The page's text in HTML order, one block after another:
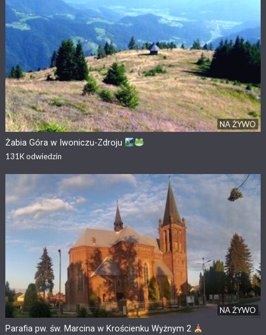
NA ŻYWO
Żabia Góra w Iwoniczu-Zdroju
131Kodwiedzin
NA ŻYWO
Parafia pw. św. Marcina w Krościenku Wyżnym 2